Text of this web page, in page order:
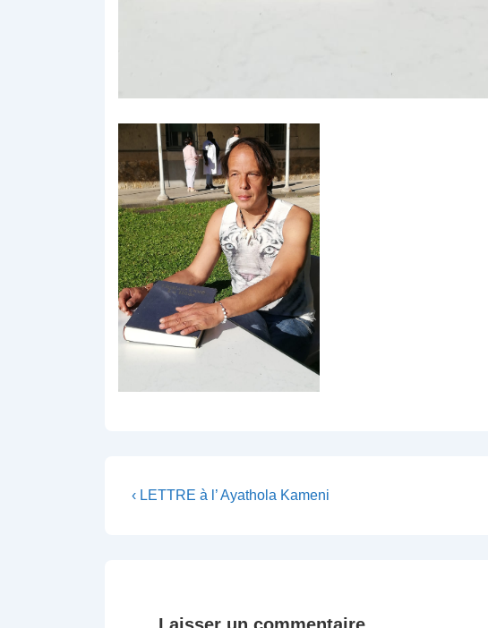
Navigation
Previous
‹ LETTRE à l’ Ayathola Kameni